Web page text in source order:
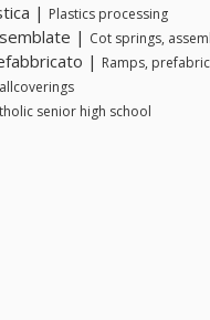
| Plastics processing
| Cot springs,
| Ramps,
senior high school